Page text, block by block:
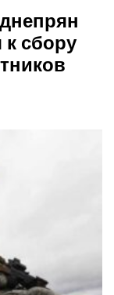
сбору